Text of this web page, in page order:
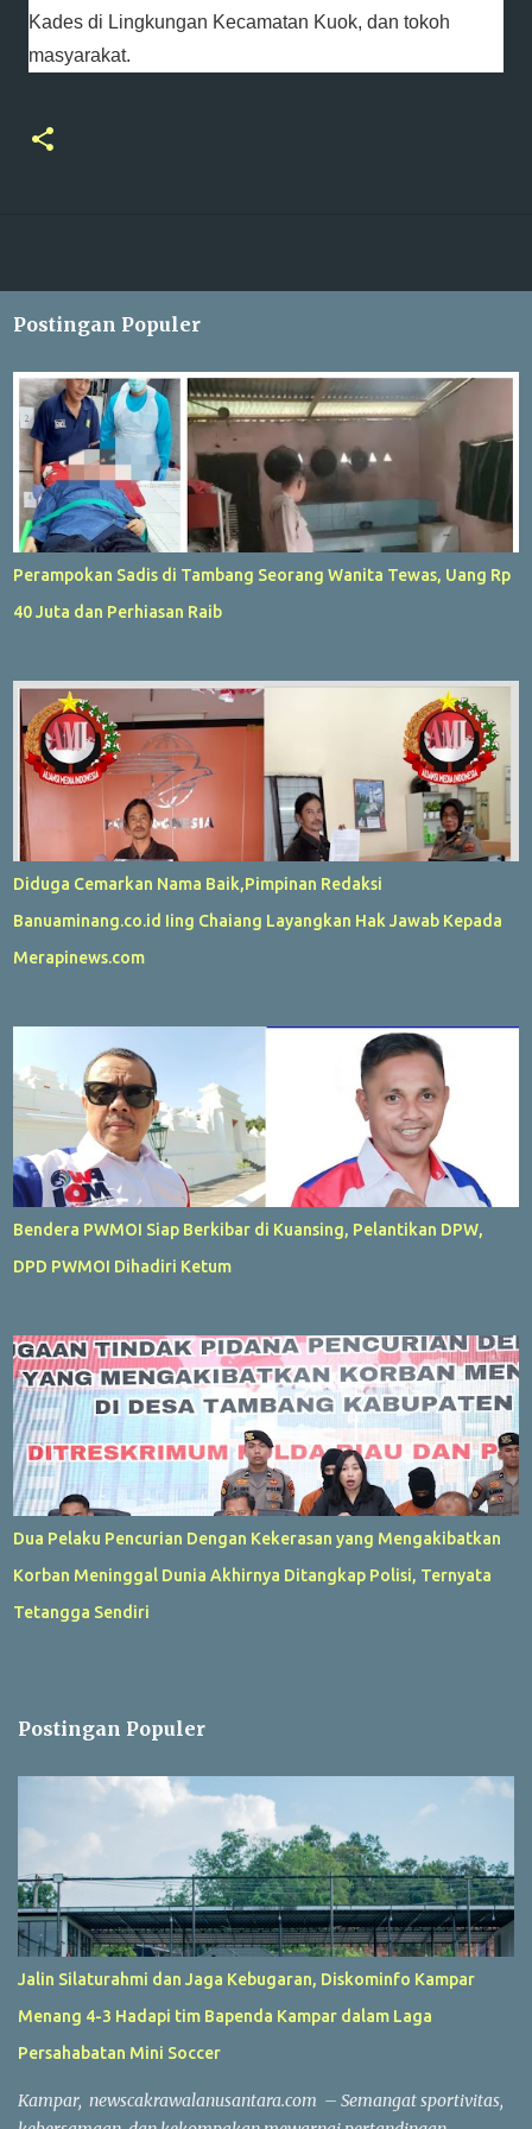
Kades di Lingkungan Kecamatan Kuok, dan tokoh
masyarakat.
Postingan Populer
Perampokan Sadis di Tambang Seorang Wanita Tewas, Uang Rp
40 Juta dan Perhiasan Raib
Diduga Cemarkan Nama Baik,Pimpinan Redaksi
Banuaminang.co.id Iing Chaiang Layangkan Hak Jawab Kepada
Merapinews.com
Bendera PWMOI Siap Berkibar di Kuansing, Pelantikan DPW,
DPD PWMOI Dihadiri Ketum
Dua Pelaku Pencurian Dengan Kekerasan yang Mengakibatkan
Korban Meninggal Dunia Akhirnya Ditangkap Polisi, Ternyata
Tetangga Sendiri
Postingan Populer
Jalin Silaturahmi dan Jaga Kebugaran, Diskominfo Kampar
Menang 4-3 Hadapi tim Bapenda Kampar dalam Laga
Persahabatan Mini Soccer
Kampar, newscakrawalanusantara.com – Semangat sportivitas,